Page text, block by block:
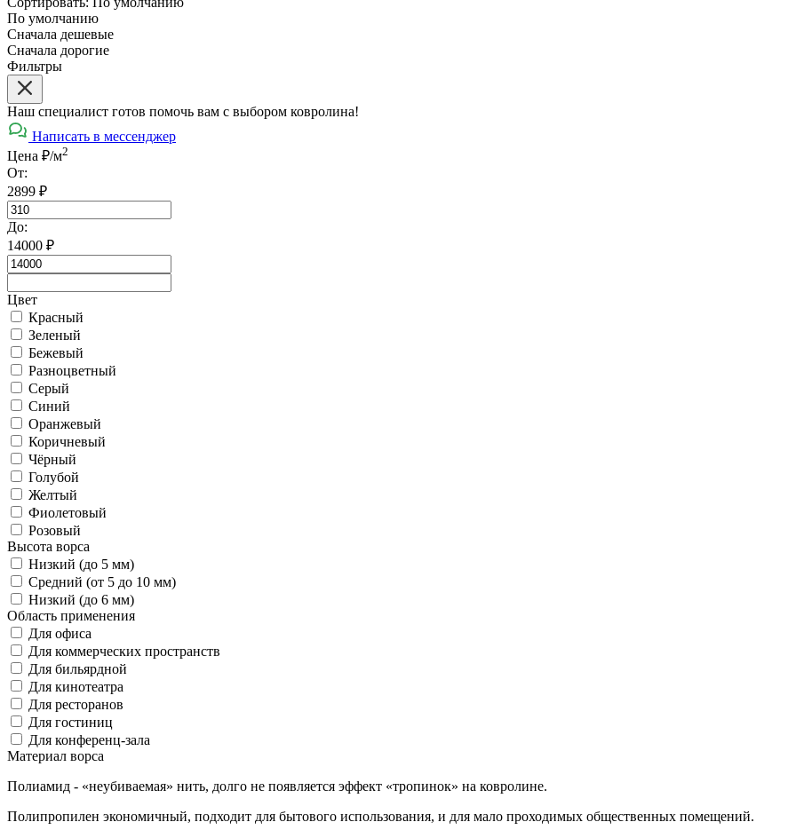
По умолчанию
Сначала дешевые
Сначала дорогие
Фильтры
Наш специалист готов помочь вам с выбором ковролина!
Написать в мессенджер
Цена ₽/м2
От:
2899 ₽
До:
14000 ₽
Цвет
Красный
Зеленый
Бежевый
Разноцветный
Серый
Синий
Оранжевый
Коричневый
Чёрный
Голубой
Желтый
Фиолетовый
Розовый
Высота ворса
Низкий (до 5 мм)
Средний (от 5 до 10 мм)
Низкий (до 6 мм)
Область применения
Для офиса
Для коммерческих пространств
Для бильярдной
Для кинотеатра
Для ресторанов
Для гостиниц
Для конференц-зала
Материал ворса
Полиамид - «неубиваемая» нить, долго не появляется эффект «тропинок» на ковролине.
Полипропилен экономичный, подходит для бытового использования, и для мало проходимых общественных помещений.